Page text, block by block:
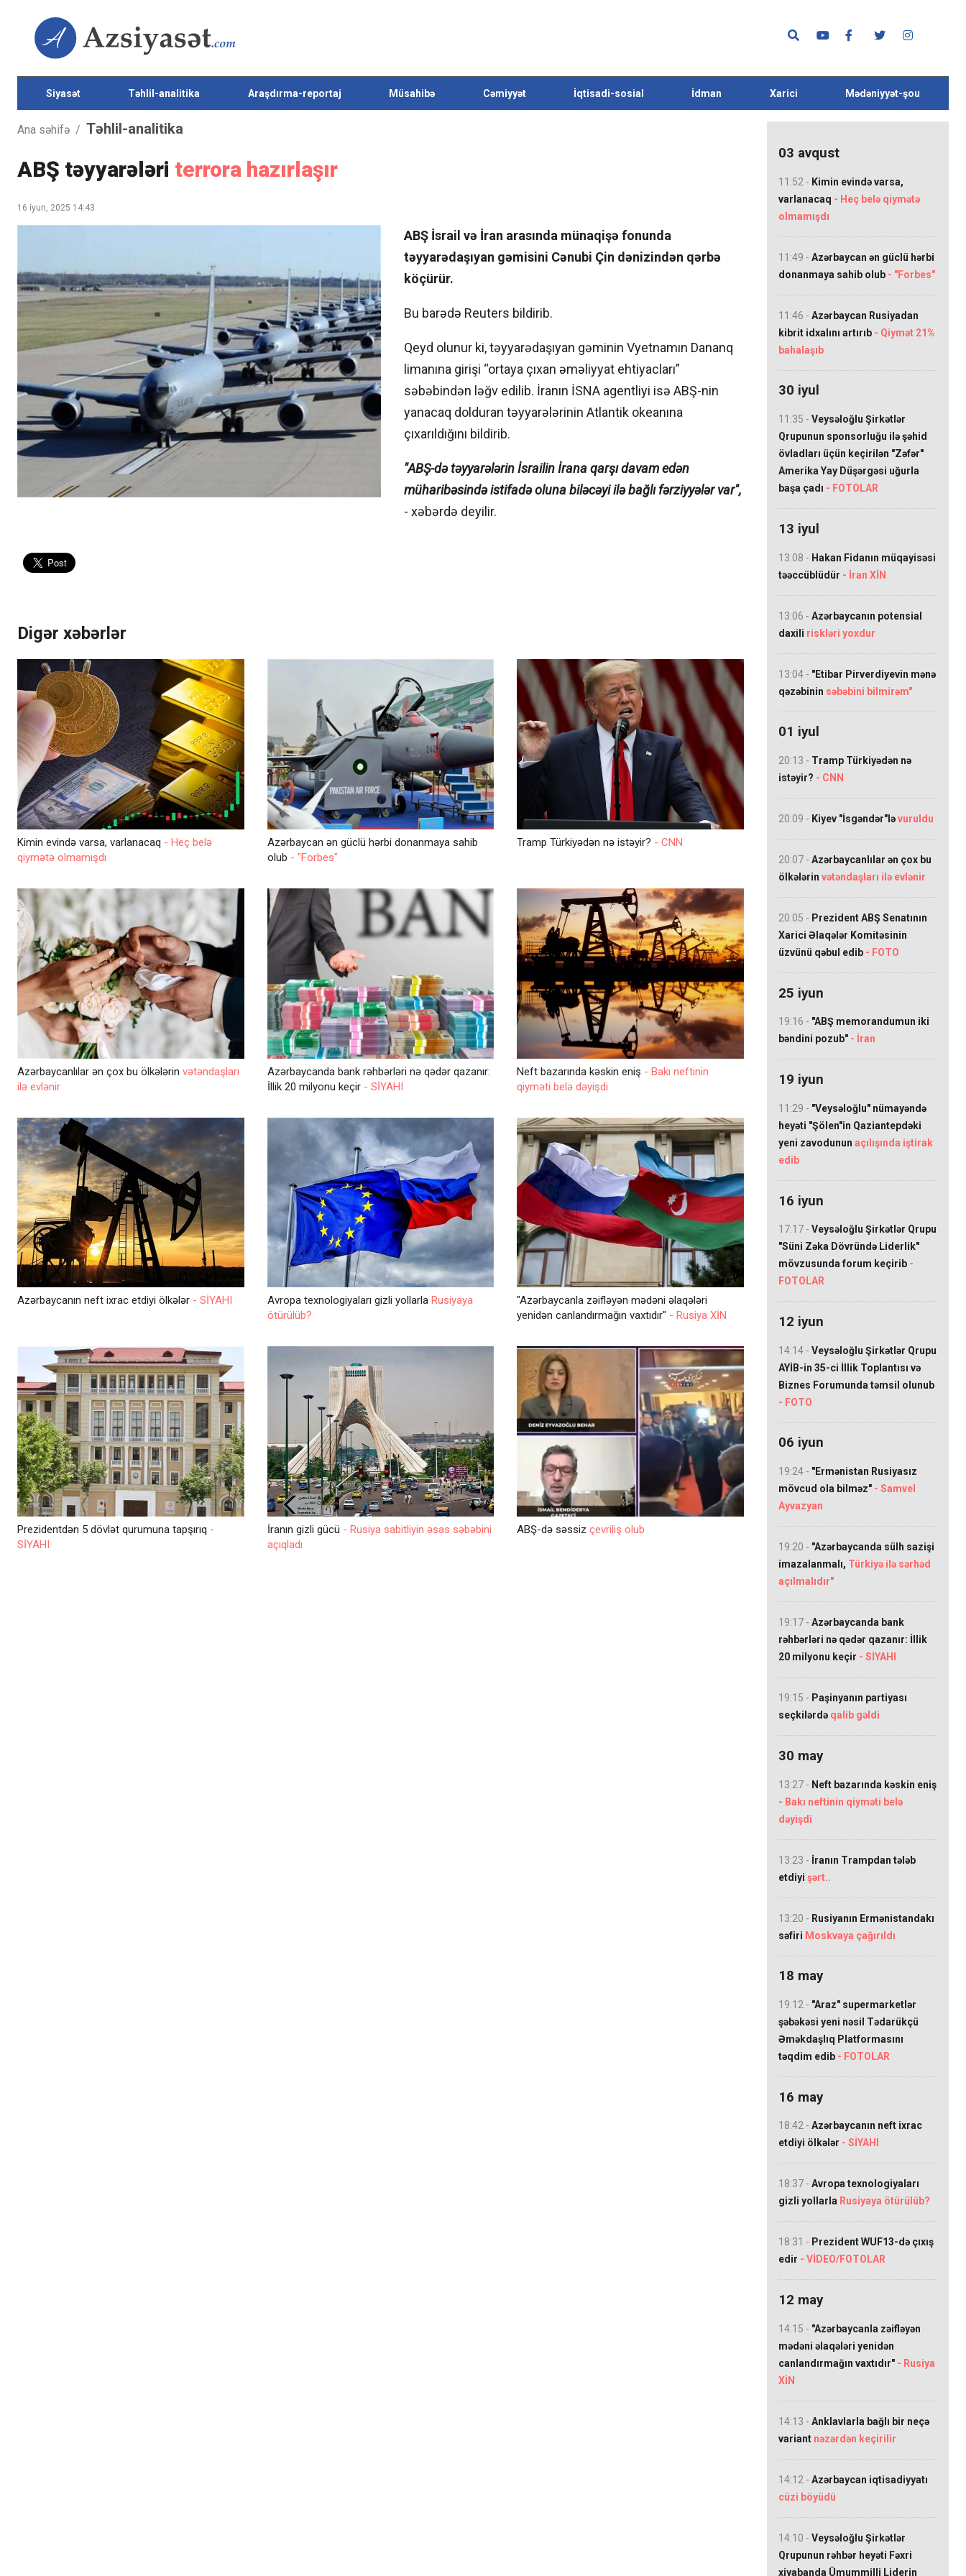
Siyasət Təhlil-analitika Araşdırma-reportaj Müsahibə Cəmiyyət İqtisadi-sosial İdman Xarici Mədəniyyət-şou
Ana səhifə / Təhlil-analitika
ABŞ təyyarələri terrora hazırlaşır
16 iyun, 2025 14:43
ABŞ İsrail və İran arasında münaqişə fonunda
təyyarədaşıyan gəmisini Cənubi Çin dənizindən qərbə
köçürür.
Bu barədə Reuters bildirib.
Qeyd olunur ki, təyyarədaşıyan gəminin Vyetnamın Dananq
limanına girişi “ortaya çıxan əməliyyat ehtiyacları”
səbəbindən ləğv edilib. İranın İSNA agentliyi isə ABŞ-nin
yanacaq dolduran təyyarələrinin Atlantik okeanına
çıxarıldığını bildirib.
"ABŞ-də təyyarələrin İsrailin İrana qarşı davam edən
müharibəsində istifadə oluna biləcəyi ilə bağlı fərziyyələr var",
- xəbərdə deyilir.
Digər xəbərlər
Kimin evində varsa, varlanacaq - Heç belə
qiymətə olmamışdı
Azərbaycan ən güclü hərbi donanmaya sahib
olub - "Forbes"
Tramp Türkiyədən nə istəyir? - CNN
Azərbaycanlılar ən çox bu ölkələrin vətəndaşları
ilə evlənir
Azərbaycanda bank rəhbərləri nə qədər qazanır:
İllik 20 milyonu keçir - SİYAHI
Neft bazarında kəskin eniş - Bakı neftinin
qiyməti belə dəyişdi
Azərbaycanın neft ixrac etdiyi ölkələr - SİYAHI Avropa texnologiyaları gizli yollarla Rusiyaya
ötürülüb?
"Azərbaycanla zəifləyən mədəni əlaqələri
yenidən canlandırmağın vaxtıdır" - Rusiya XİN
Prezidentdən 5 dövlət qurumuna tapşırıq -
SİYAHI
İranın gizli gücü - Rusiya sabitliyin əsas səbəbini
açıqladı
ABŞ-də səssizçevriliş olub
03 avqust
11:52 - Kimin evində varsa,
varlanacaq - Heç belə qiymətə
olmamışdı
11:49 - Azərbaycan ən güclü hərbi
donanmaya sahib olub - "Forbes"
11:46 - Azərbaycan Rusiyadan
kibrit idxalını artırıb - Qiymət 21%
bahalaşıb
30 iyul
11:35 - Veysəloğlu Şirkətlər
Qrupunun sponsorluğu ilə şəhid
övladları üçün keçirilən "Zəfər"
Amerika Yay Düşərgəsi uğurla
başa çadı - FOTOLAR
13 iyul
13:08 - Hakan Fidanın müqayisəsi
təəccüblüdür - İran XİN
13:06 - Azərbaycanın potensial
daxili riskləri yoxdur
13:04 - "Etibar Pirverdiyevin mənə
qəzəbinin səbəbini bilmirəm"
01 iyul
20:13 - Tramp Türkiyədən nə
istəyir? - CNN
20:09 - Kiyev "İsgəndər"ləvuruldu
20:07 - Azərbaycanlılar ən çox bu
ölkələrin vətəndaşları ilə evlənir
20:05 - Prezident ABŞ Senatının
Xarici Əlaqələr Komitəsinin
üzvünü qəbul edib - FOTO
25 iyun
19:16 - "ABŞ memorandumun iki
bəndini pozub" - İran
19 iyun
11:29 - "Veysəloğlu" nümayəndə
heyəti "Şölen"in Qaziantepdəki
yeni zavodunun açılışında iştirak
edib
16 iyun
17:17 - Veysəloğlu Şirkətlər Qrupu
"Süni Zəka Dövründə Liderlik"
mövzusunda forum keçirib -
FOTOLAR
12 iyun
14:14 - Veysəloğlu Şirkətlər Qrupu
AYİB-in 35-ci İllik Toplantısı və
Biznes Forumunda təmsil olunub
- FOTO
06 iyun
19:24 - "Ermənistan Rusiyasız
mövcud ola bilməz" - Samvel
Ayvazyan
19:20 - "Azərbaycanda sülh sazişi
imazalanmalı, Türkiyə ilə sərhəd
açılmalıdır"
19:17 - Azərbaycanda bank
rəhbərləri nə qədər qazanır: İllik
20 milyonu keçir - SİYAHI
19:15 - Paşinyanın partiyası
seçkilərdə qalib gəldi
30 may
13:27 - Neft bazarında kəskin eniş
- Bakı neftinin qiyməti belə
dəyişdi
13:23 - İranın Trampdan tələb
etdiyi şərt..
13:20 - Rusiyanın Ermənistandakı
səfiri Moskvaya çağırıldı
18 may
19:12 - "Araz" supermarketlər
şəbəkəsi yeni nəsil Tədarükçü
Əməkdaşlıq Platformasını
təqdim edib - FOTOLAR
16 may
18:42 - Azərbaycanın neft ixrac
etdiyi ölkələr - SİYAHI
18:37 - Avropa texnologiyaları
gizli yollarla Rusiyaya ötürülüb?
18:31 - Prezident WUF13-də çıxış
edir - VİDEO/FOTOLAR
12 may
14:15 - "Azərbaycanla zəifləyən
mədəni əlaqələri yenidən
canlandırmağın vaxtıdır" - Rusiya
XİN
14:13 - Anklavlarla bağlı bir neçə
variant nəzərdən keçirilir
14:12 - Azərbaycan iqtisadiyyatı
cüzi böyüdü
14:10 - Veysəloğlu Şirkətlər
Qrupunun rəhbər heyəti Fəxri
xiyabanda Ümummilli Liderin